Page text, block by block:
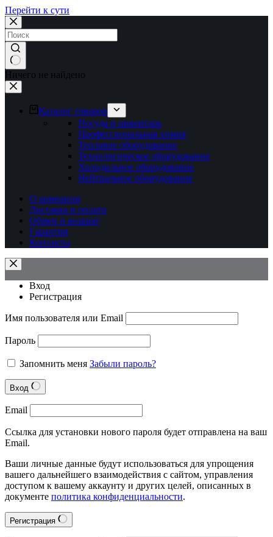
Перейти к сути
Ничего не найдено
Каталог товаров
Посуда и инвентарь
Профессиональная химия
Тепловое оборудование
Технологическое оборудование
Холодильное оборудование
Нейтральное оборудование
О компании
Доставка и оплата
Обмен и возврат
Гарантия
Контакты
Вход
Регистрация
Имя пользователя или Email
Пароль
Запомнить меня Забыли пароль?
Вход
Email
Ссылка для установки нового пароля будет отправлена на ваш
Email.
Ваши личные данные будут использоваться для упрощения
вашего дальнейшего взаимодействия с сайтом, управления
доступом к вашему аккаунту и других целей, описанных в
документе политика конфиденциальности.
Регистрация